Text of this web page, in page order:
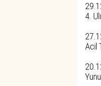
4.
Acil